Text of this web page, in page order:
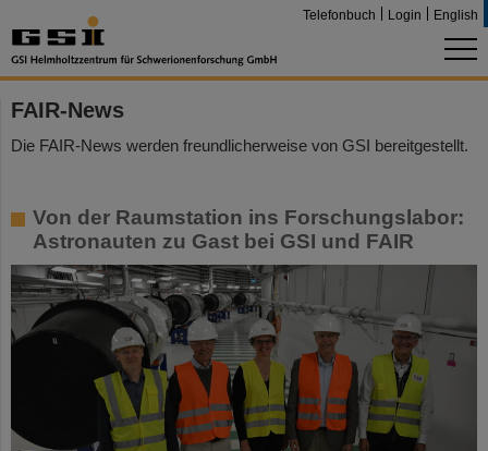
Telefonbuch Login English
FAIR-News
Die FAIR-News werden freundlicherweise von GSI bereitgestellt.
Von der Raumstation ins Forschungslabor:
Astronauten zu Gast bei GSI und FAIR